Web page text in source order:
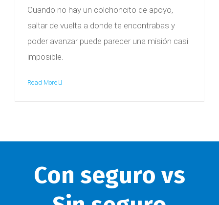
Cuando no hay un colchoncito de apoyo,
saltar de vuelta a donde te encontrabas y
poder avanzar puede parecer una misión casi
imposible.
Read More
Con seguro vs